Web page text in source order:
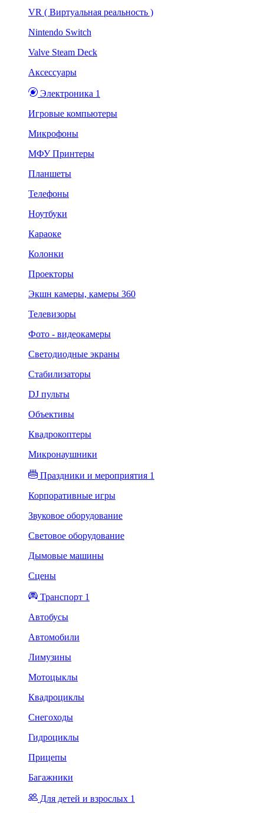
VR ( Виртуальная реальность )
Nintendo Switch
Valve Steam Deck
Аксессуары
Электроника 1
Игровые компьютеры
Микрофоны
МФУ Принтеры
Планшеты
Телефоны
Ноутбуки
Караоке
Колонки
Проекторы
Экшн камеры, камеры 360
Телевизоры
Фото - видеокамеры
Светодиодные экраны
Стабилизаторы
DJ пульты
Объективы
Квадрокоптеры
Микронаушники
Праздники и мероприятия 1
Корпоративные игры
Звуковое оборудование
Световое оборудование
Дымовые машины
Сцены
Транспорт 1
Автобусы
Автомобили
Лимузины
Мотоцыклы
Квадроциклы
Снегоходы
Гидроциклы
Прицепы
Багажники
Для детей и взрослых 1